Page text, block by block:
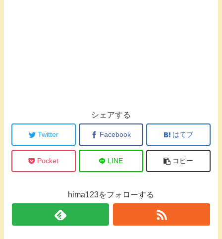
シェアする
Twitter Facebook はてブ
Pocket LINE コピー
hima123をフォローする